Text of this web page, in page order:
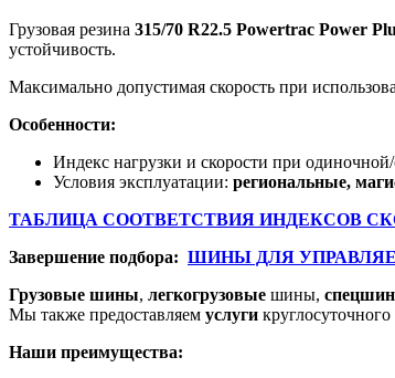
Грузовая резина 315/70 R22.5 Powertrac Power
устойчивость.
Максимально допустимая скорость при
Особенности:
Индекс нагрузки и скорости при
Условия эксплуатации: региональные,
ТАБЛИЦА СООТВЕТСТВИЯ ИНДЕКСОВ
Завершение подбора: ШИНЫ ДЛЯ
Грузовые шины, легкогрузовые шины,
Мы также предоставляем услуги круглосуточного
Наши преимущества: